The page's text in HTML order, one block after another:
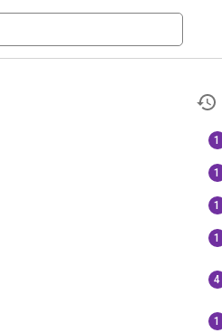
1
1
1
1
4
1